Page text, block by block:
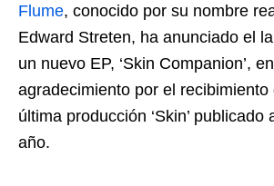
Flume, conocido por su nombre
Edward Streten, ha anunciado el
un nuevo EP, ‘Skin Companion’,
agradecimiento por el recibimiento
última producción ‘Skin’ publicado
año.